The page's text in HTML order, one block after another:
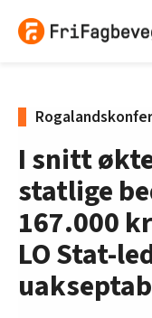
I snitt
statlige
167.000
LO Stat-